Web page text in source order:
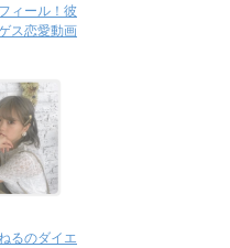
ィール！彼
ス恋愛動画
るのダイエ